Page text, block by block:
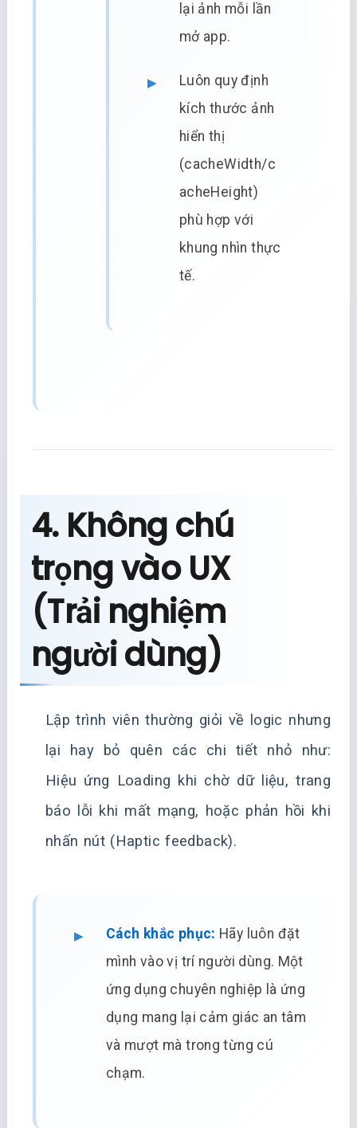
lại ảnh mỗi lần
mở app.
Luôn quy định
kích thước ảnh
hiển thị
(cacheWidth/c
acheHeight)
phù hợp với
khung nhìn thực
tế.
4. Không chú
trọng vào UX
(Trải nghiệm
người dùng)
Lập trình viên thường giỏi về logic nhưng
lại hay bỏ quên các chi tiết nhỏ như:
Hiệu ứng Loading khi chờ dữ liệu, trang
báo lỗi khi mất mạng, hoặc phản hồi khi
nhấn nút (Haptic feedback).
Cách khắc phục: Hãy luôn đặt
mình vào vị trí người dùng. Một
ứng dụng chuyên nghiệp là ứng
dụng mang lại cảm giác an tâm
và mượt mà trong từng cú
chạm.